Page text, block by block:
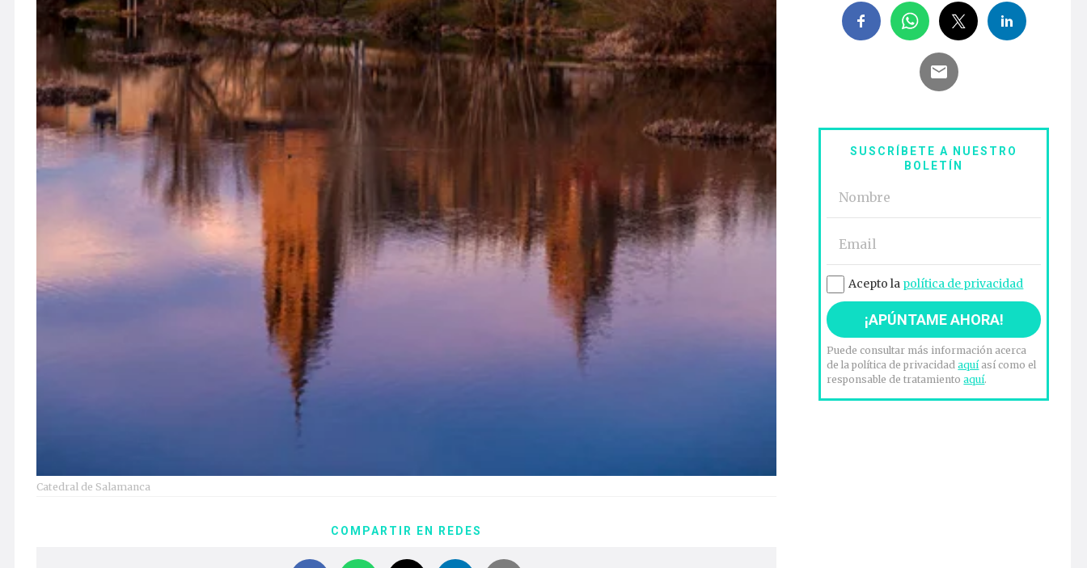
Catedral de Salamanca
COMPARTIR EN REDES
SUSCRÍBETE A NUESTRO
BOLETÍN
Acepto la política de privacidad
Puede consultar más información acerca
de la política de privacidadaquíasí como el
responsable de tratamientoaquí.